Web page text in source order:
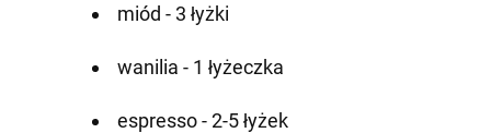
miód - 3 łyżki
wanilia - 1 łyżeczka
espresso - 2-5 łyżek